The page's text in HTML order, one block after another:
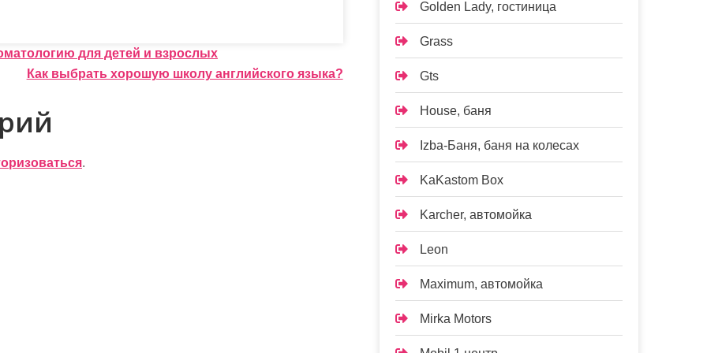
для детей и взрослых
Как выбрать хорошую школу английского языка?
.
Golden Lady, гостиница
Grass
Gts
House, баня
Izba-Баня, баня на колесах
KaKastom Box
Karcher, автомойка
Leon
Maximum, автомойка
Mirka Motors